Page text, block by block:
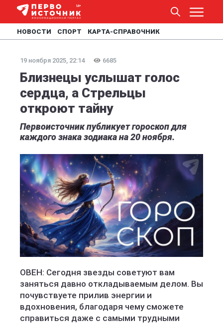
НОВОСТИ СПОРТ КАРТА-СПРАВОЧНИК
19 ноября 2025, 22:14 6685
Близнецы услышат голос
сердца, а Стрельцы
откроют тайну
Первоисточник публикует гороскоп для
каждого знака зодиака на 20 ноября.
ОВЕН: Сегодня звезды советуют вам
заняться давно откладываемым делом. Вы
почувствуете прилив энергии и
вдохновения, благодаря чему сможете
справиться даже с самыми трудными